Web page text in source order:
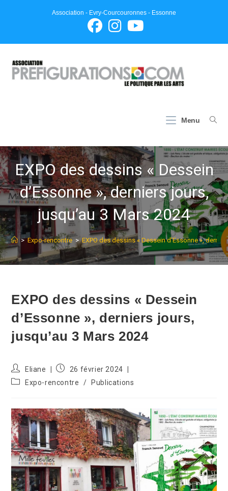
Association - Evry-Courcouronnes - Essonne
Menu
EXPO des dessins « Dessein
d’Essonne », derniers jours,
jusqu’au 3 Mars 2024
> Expo-rencontre > EXPO des dessins « Dessein d’Essonne »,
EXPO des dessins « Dessein
d’Essonne », derniers jours,
jusqu’au 3 Mars 2024
Auteur/autrice
de
la
Eliane
Publication
26 février 2024
PostExpo-rencontre / Publications